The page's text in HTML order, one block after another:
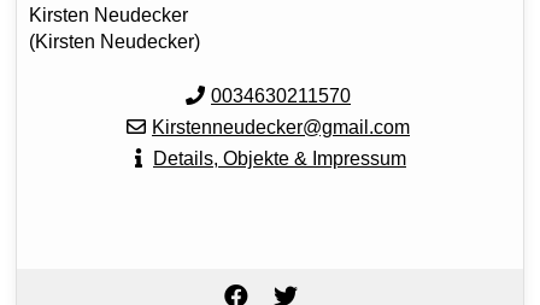
Kirsten Neudecker
(Kirsten Neudecker)
0034630211570
Kirstenneudecker@gmail.com
Details, Objekte & Impressum